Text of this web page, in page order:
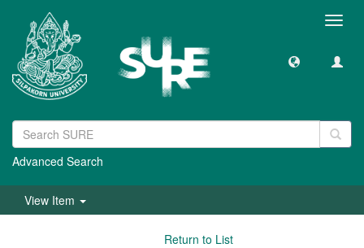
Advanced Search
View Item
Return to List